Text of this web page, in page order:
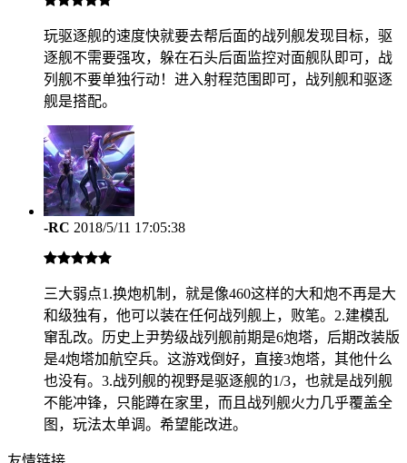
玩驱逐舰的速度快就要去帮后面的战列舰发现目标，驱
逐舰不需要强攻，躲在石头后面监控对面舰队即可，战
列舰不要单独行动！进入射程范围即可，战列舰和驱逐
舰是搭配。
-RC 2018/5/11 17:05:38
三大弱点1.换炮机制，就是像460这样的大和炮不再是大
和级独有，他可以装在任何战列舰上，败笔。2.建模乱
窜乱改。历史上尹势级战列舰前期是6炮塔，后期改装版
是4炮塔加航空兵。这游戏倒好，直接3炮塔，其他什么
也没有。3.战列舰的视野是驱逐舰的1/3，也就是战列舰
不能冲锋，只能蹲在家里，而且战列舰火力几乎覆盖全
图，玩法太单调。希望能改进。